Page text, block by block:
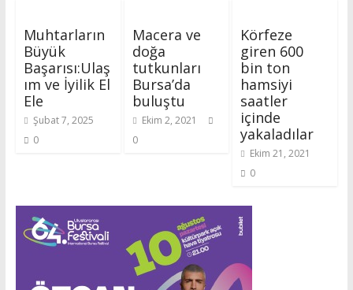
Muhtarların
Büyük
Başarısı:Ulaş
ım ve İyilik El
Ele
Şubat 7, 2025
0
Macera ve
doğa
tutkunları
Bursa’da
buluştu
Ekim 2, 2021
0
Körfeze
giren 600
bin ton
hamsiyi
saatler
içinde
yakaladılar
Ekim 21, 2021
0